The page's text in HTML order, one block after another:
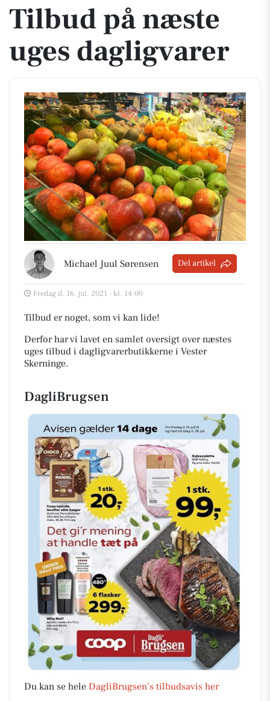
Tilbud på næste
uges dagligvarer
Michael Juul Sørensen Del artikel
Fredag d. 16. jul. 2021 - kl. 14:00
Tilbud er noget, som vi kan lide!
Derfor har vi lavet en samlet oversigt over næstes
uges tilbud i dagligvarerbutikkerne i Vester
Skerninge.
DagliBrugsen
Du kan se hele DagliBrugsen’s tilbudsavis her